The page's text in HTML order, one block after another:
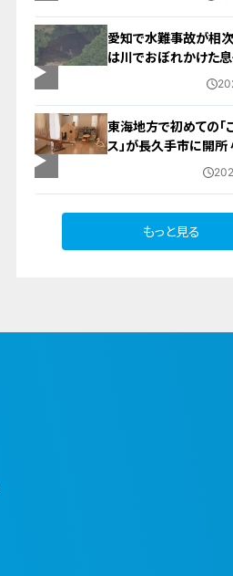
岐阜・高山市
愛知で水難事故が相
は川でおぼれかけた
とし父親が心肺停止
東海地方で初めての「
ス」が長久手市に開所
重い病気の子どもと
もっと見る